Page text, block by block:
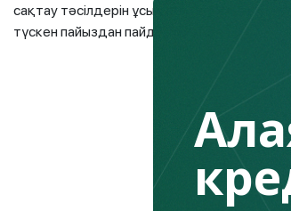
сақтау тәсілдерін ұсынады. Биржалар
түскен пайыздан пайда көреді.